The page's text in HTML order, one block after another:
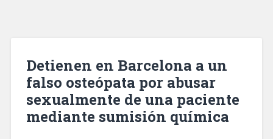
Detienen en Barcelona a un
falso osteópata por abusar
sexualmente de una paciente
mediante sumisión química